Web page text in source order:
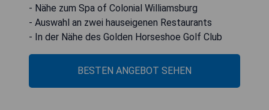
- Nähe zum Spa of Colonial Williamsburg
- Auswahl an zwei hauseigenen Restaurants
- In der Nähe des Golden Horseshoe Golf Club
BESTEN ANGEBOT SEHEN